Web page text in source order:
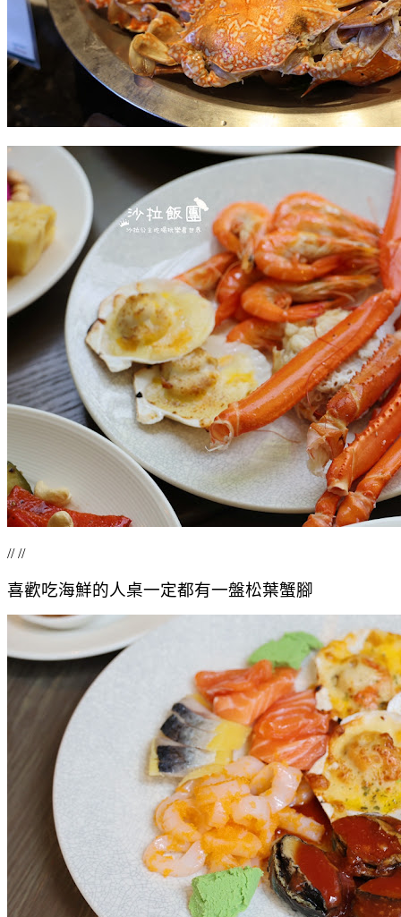
// //
喜歡吃海鮮的人桌一定都有一盤松葉蟹腳